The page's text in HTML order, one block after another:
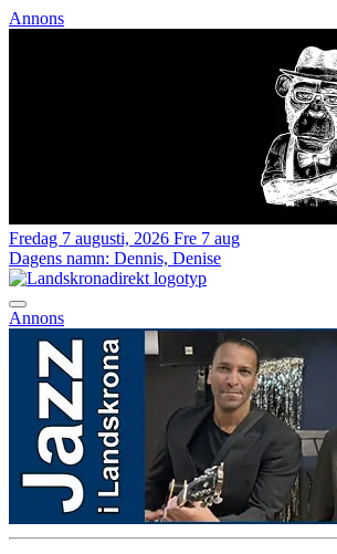
Annons
Fredag 7 augusti, 2026 Fre 7 aug
Dagens namn: Dennis, Denise
Annons